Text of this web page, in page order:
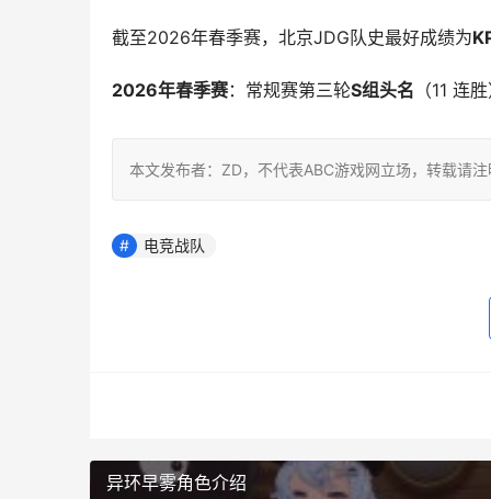
截至2026年春季赛，北京JDG队史最好成绩为
2026年春季赛：常规赛第三轮S组头名 （11 连
本文发布者：ZD，不代表ABC游戏网立场，转载请
电竞战队
异环早雾角色介绍